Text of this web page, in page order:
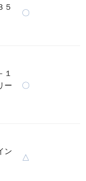
５
〇
ー
〇
ン
△